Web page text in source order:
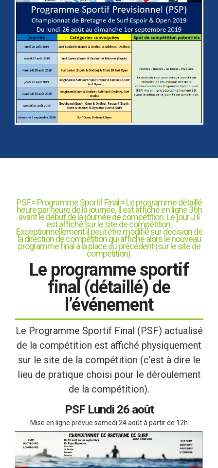
PSF = Programme Sportif Final = Le programme détaillé
heure par heure de la journée. Il est affiché en ligne 36h
avant le début de la journée de compétition. Le jour J il
est affiché sur le site de compétition.
Exceptionnellement il peut être modifié sur décision de
la direction de compétition qui affiche alors le nouveau
programme final à la place du précédent (sur le site de
compétition).
Le programme sportif
final (détaillé) de
l’événement
Le Programme Sportif Final (PSF) actualisé
de la compétition est affiché physiquement
sur le site de la compétition (c’est à dire le
lieu de pratique choisi pour le déroulement
de la compétition).
PSF Lundi 26 août
Mise en ligne prévue samedi 24 août à partir de 12h